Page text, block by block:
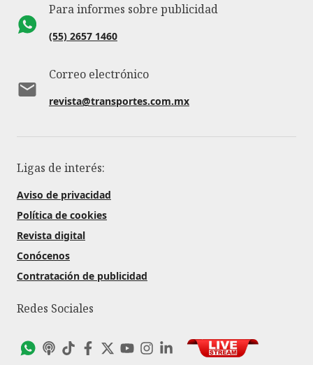
Para informes sobre publicidad
(55) 2657 1460
Correo electrónico
revista@transportes.com.mx
Ligas de interés:
Aviso de privacidad
Política de cookies
Revista digital
Conócenos
Contratación de publicidad
Redes Sociales